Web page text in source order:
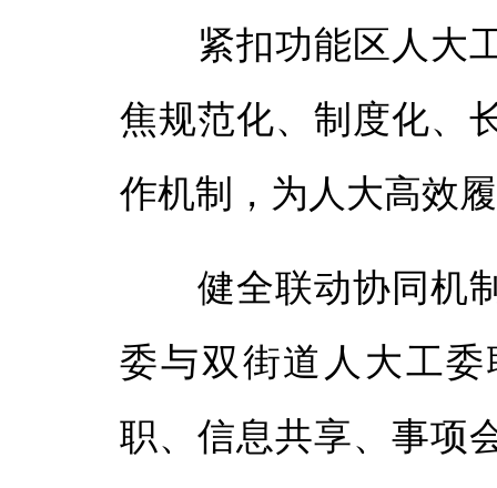
紧扣功能区人大工
焦规范化、制度化、
作机制，为人大高效
健全联动协同机制
委与双街道人大工
职、信息共享、事项